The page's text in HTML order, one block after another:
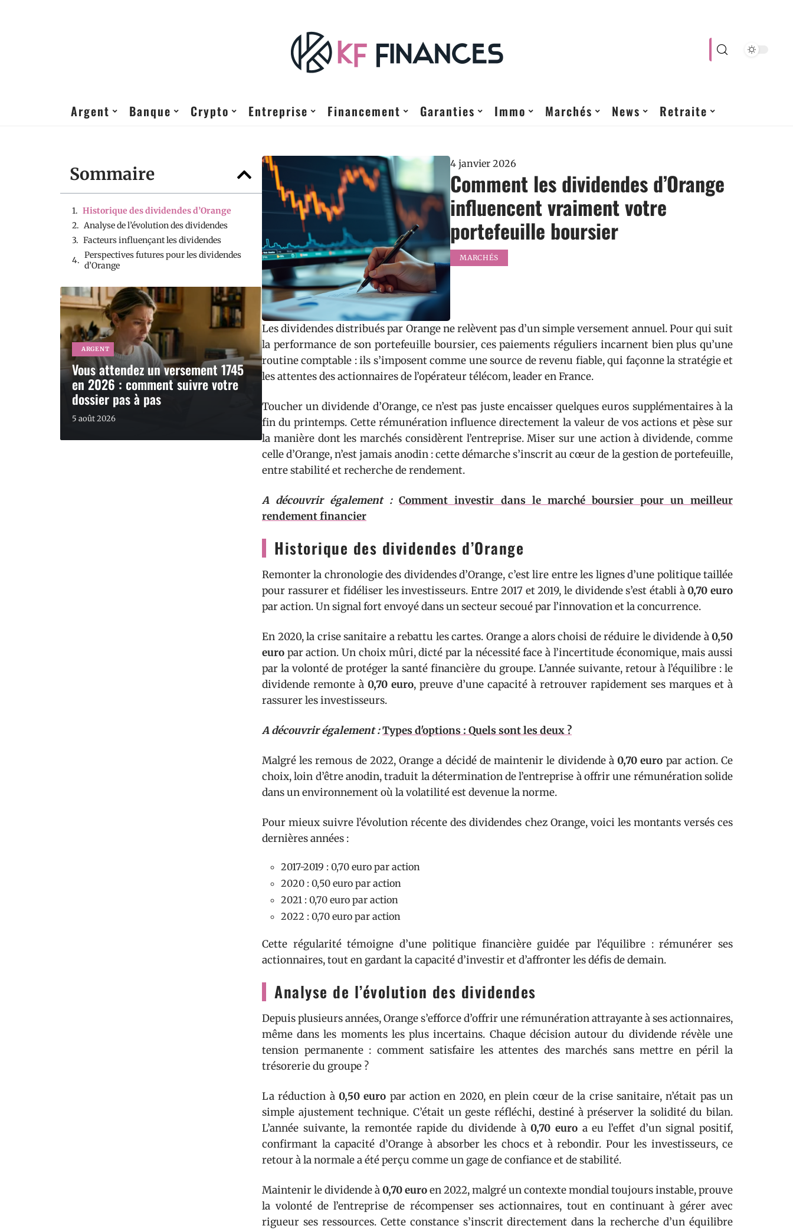
Argent Banque Crypto Entreprise Financement Garanties Immo Marchés News Retraite
Sommaire
Historique des dividendes d’Orange
Analyse de l’évolution des dividendes
Facteurs influençant les dividendes
Perspectives futures pour les dividendes
d’Orange
ARGENT
Vous attendez un versement 1745
en 2026 : comment suivre votre
dossier pas à pas
5 août 2026
4 janvier 2026
Comment les dividendes d’Orange
influencent vraiment votre
portefeuille boursier
MARCHÉS
Les dividendes distribués par Orange ne relèvent pas d’un simple versement annuel. Pour qui suit
la performance de son portefeuille boursier, ces paiements réguliers incarnent bien plus qu’une
routine comptable : ils s’imposent comme une source de revenu fiable, qui façonne la stratégie et
les attentes des actionnaires de l’opérateur télécom, leader en France.
Toucher un dividende d’Orange, ce n’est pas juste encaisser quelques euros supplémentaires à la
fin du printemps. Cette rémunération influence directement la valeur de vos actions et pèse sur
la manière dont les marchés considèrent l’entreprise. Miser sur une action à dividende, comme
celle d’Orange, n’est jamais anodin : cette démarche s’inscrit au cœur de la gestion de portefeuille,
entre stabilité et recherche de rendement.
A découvrir également : Comment investir dans le marché boursier pour un meilleur
rendement financier
Historique des dividendes d’Orange
Remonter la chronologie des dividendes d’Orange, c’est lire entre les lignes d’une politique taillée
pour rassurer et fidéliser les investisseurs. Entre 2017 et 2019, le dividende s’est établi à0,70 euro
par action. Un signal fort envoyé dans un secteur secoué par l’innovation et la concurrence.
En 2020, la crise sanitaire a rebattu les cartes. Orange a alors choisi de réduire le dividende à0,50
euro par action. Un choix mûri, dicté par la nécessité face à l’incertitude économique, mais aussi
par la volonté de protéger la santé financière du groupe. L’année suivante, retour à l’équilibre : le
dividende remonte à 0,70 euro, preuve d’une capacité à retrouver rapidement ses marques et à
rassurer les investisseurs.
A découvrir également :Types d'options : Quels sont les deux ?
Malgré les remous de 2022, Orange a décidé de maintenir le dividende à0,70 euro par action. Ce
choix, loin d’être anodin, traduit la détermination de l’entreprise à offrir une rémunération solide
dans un environnement où la volatilité est devenue la norme.
Pour mieux suivre l’évolution récente des dividendes chez Orange, voici les montants versés ces
dernières années :
2017-2019 : 0,70 euro par action
2020 : 0,50 euro par action
2021 : 0,70 euro par action
2022 : 0,70 euro par action
Cette régularité témoigne d’une politique financière guidée par l’équilibre : rémunérer ses
actionnaires, tout en gardant la capacité d’investir et d’affronter les défis de demain.
Analyse de l’évolution des dividendes
Depuis plusieurs années, Orange s’efforce d’offrir une rémunération attrayante à ses actionnaires,
même dans les moments les plus incertains. Chaque décision autour du dividende révèle une
tension permanente : comment satisfaire les attentes des marchés sans mettre en péril la
trésorerie du groupe ?
La réduction à 0,50 euro par action en 2020, en plein cœur de la crise sanitaire, n’était pas un
simple ajustement technique. C’était un geste réfléchi, destiné à préserver la solidité du bilan.
L’année suivante, la remontée rapide du dividende à0,70 euro a eu l’effet d’un signal positif,
confirmant la capacité d’Orange à absorber les chocs et à rebondir. Pour les investisseurs, ce
retour à la normale a été perçu comme un gage de confiance et de stabilité.
Maintenir le dividende à0,70 euroen 2022, malgré un contexte mondial toujours instable, prouve
la volonté de l’entreprise de récompenser ses actionnaires, tout en continuant à gérer avec
rigueur ses ressources. Cette constance s’inscrit directement dans la recherche d’un équilibre